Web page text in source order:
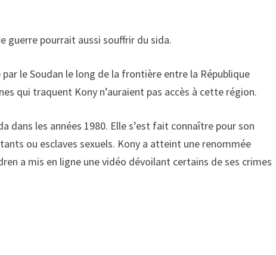
guerre pourrait aussi souffrir du sida.
le Soudan le long de la frontière entre la République
qui traquent Kony n’auraient pas accès à cette région.
dans les années 1980. Elle s’est fait connaître pour son
ou esclaves sexuels. Kony a atteint une renommée
a mis en ligne une vidéo dévoilant certains de ses crimes